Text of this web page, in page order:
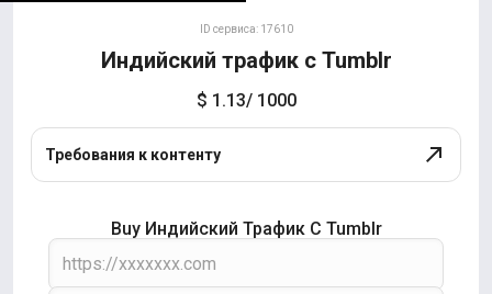
ID сервиса: 17610
Индийский трафик с Tumblr
$ 1.13/ 1000
Требования к контенту
Buy Индийский Трафик С Tumblr